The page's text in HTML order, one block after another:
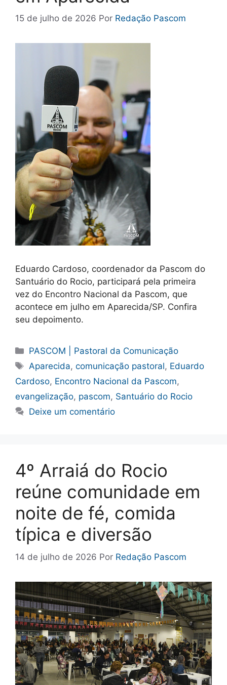
15 de julho de 2026 Por Redação Pascom
Eduardo Cardoso, coordenador da Pascom do
Santuário do Rocio, participará pela primeira
vez do Encontro Nacional da Pascom, que
acontece em julho em Aparecida/SP. Confira
seu depoimento.
Categorias
PASCOM | Pastoral da Comunicação
Tags
Aparecida,comunicação pastoral, Eduardo
Cardoso, Encontro Nacional da Pascom,
evangelização, pascom, Santuário do Rocio
Deixe um comentário
4º Arraiá do Rocio
reúne comunidade em
noite de fé, comida
típica e diversão
14 de julho de 2026 Por Redação Pascom